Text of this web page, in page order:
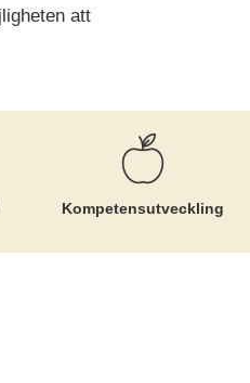
att
Kompetens­utveckling